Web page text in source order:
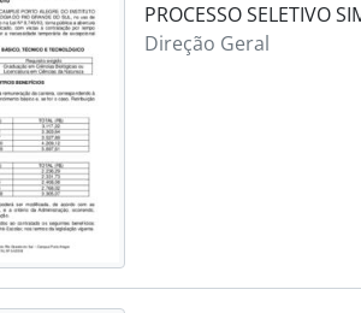
PROCESSO SELETIVO
Direção Geral